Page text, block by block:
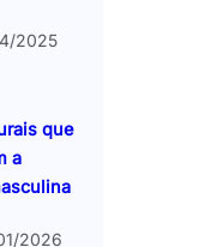
2025
que
a
2026